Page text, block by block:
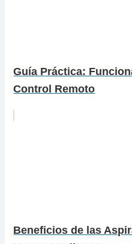
Guía Práctica:
Control Remoto
Beneficios de las